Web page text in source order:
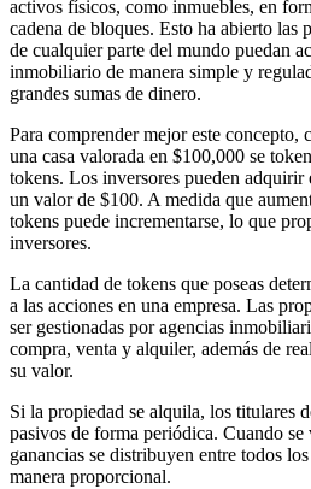
activos físicos, como inmuebles, en
cadena de bloques. Esto ha abierto las
de cualquier parte del mundo puedan
inmobiliario de manera simple y
grandes sumas de dinero.
Para comprender mejor este concepto,
una casa valorada en $100,000 se
tokens. Los inversores pueden adquirir
un valor de $100. A medida que
tokens puede incrementarse, lo que
inversores.
La cantidad de tokens que poseas
a las acciones en una empresa. Las
ser gestionadas por agencias
compra, venta y alquiler, además de
su valor.
Si la propiedad se alquila, los titulares
pasivos de forma periódica. Cuando se
ganancias se distribuyen entre todos
manera proporcional.